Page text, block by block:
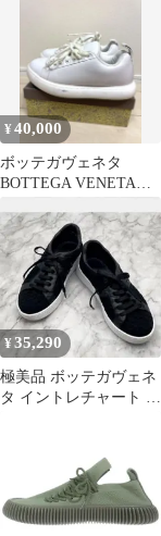
¥40,000
ボッテガヴェネタ
BOTTEGA VENETA
¥35,290
極美品 ボッテガヴェネ
タ イントレチャート ス